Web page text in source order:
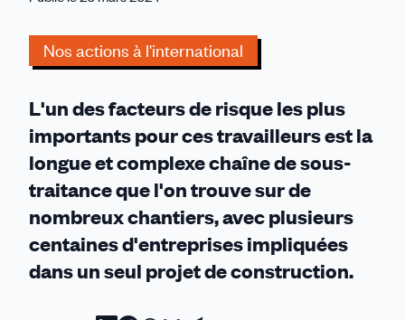
Nos actions à l'international
L'un des facteurs de risque les plus
importants pour ces travailleurs est la
longue et complexe chaîne de sous-
traitance que l'on trouve sur de
nombreux chantiers, avec plusieurs
centaines d'entreprises impliquées
dans un seul projet de construction.